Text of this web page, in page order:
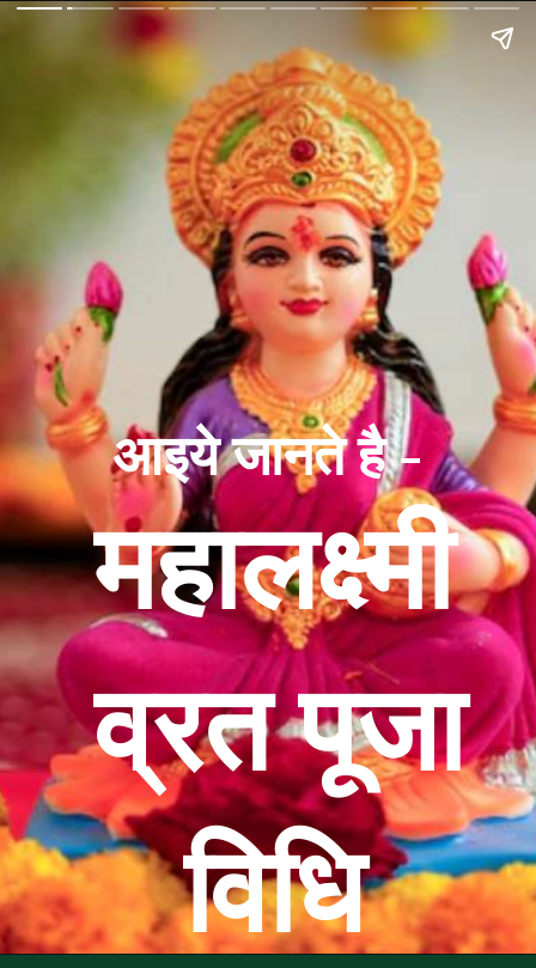
आइये जानते है -
महालक्ष्मी
व्रत पूजा
विधि
महालक्ष्मी
व्रत पूजा
विधि